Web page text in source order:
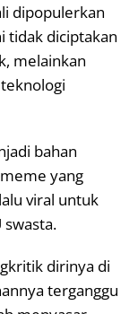
dipopulerkan
tidak diciptakan
melainkan
bahan
yang
viral untuk
swasta.
dirinya di
terganggu